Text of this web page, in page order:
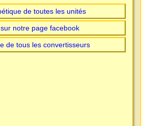
de toutes les unités
notre page facebook
de tous les convertisseurs